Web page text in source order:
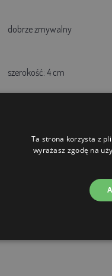
dobrze zmywalny
szerokość: 4 cm
Ta strona korzysta z
wyrażasz zgodę na